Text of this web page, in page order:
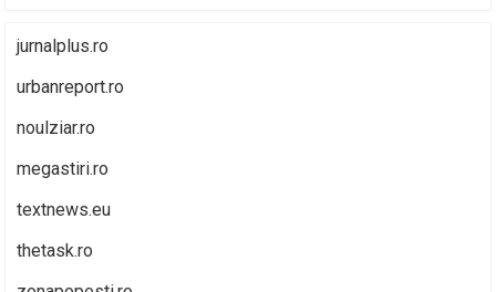
jurnalplus.ro
urbanreport.ro
noulziar.ro
megastiri.ro
textnews.eu
thetask.ro